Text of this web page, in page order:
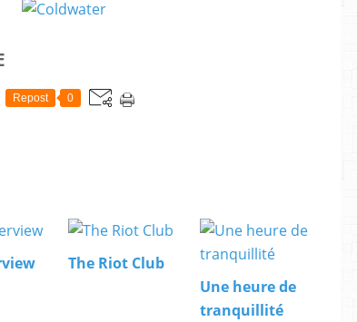
Repost 0
The Riot Club
Une heure de
tranquillité